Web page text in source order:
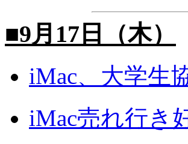
■9月17日（木）
iMac、大学生
iMac売れ行き